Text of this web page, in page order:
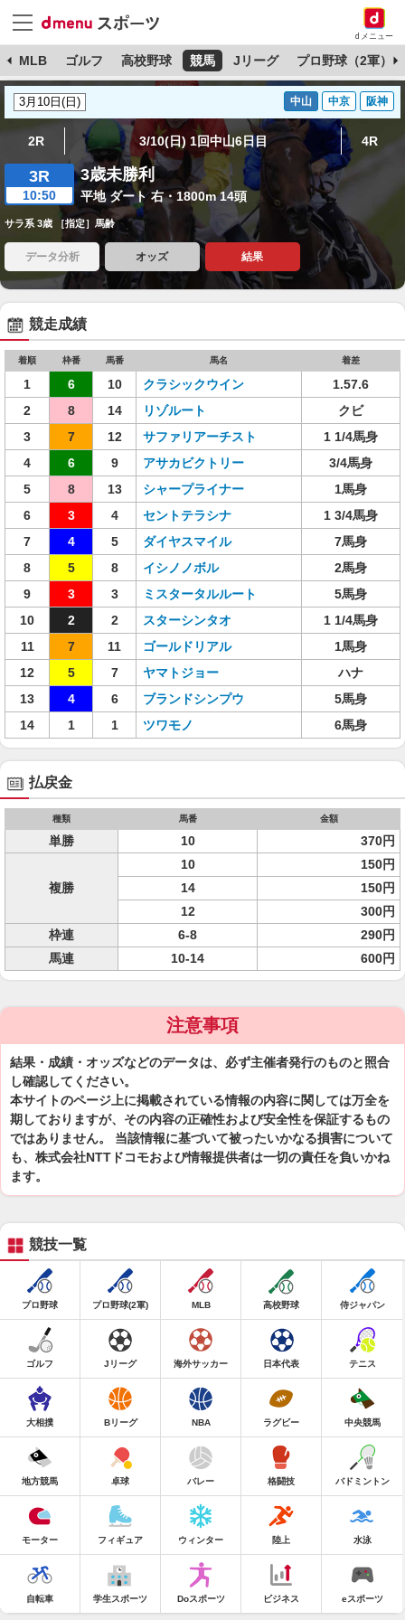
dメニュー
MLB ゴルフ 高校野球 競馬 Jリーグ プロ野球（2軍）
中山 中京 阪神
2R 3/10(日) 1回中山6日目 4R
3R
10:50
3歳未勝利
平地 ダート 右・1800m 14頭
サラ系 3歳 ［指定］馬齢
データ分析 オッズ 結果
競走成績
着順 枠番 馬番 馬名 着差
1 6 10 クラシックウイン
1.57.6
2
8 14 リゾルート
クビ
3
7 12 サファリアーチスト
1 1/4馬身
4
6 9 アサカビクトリー
3/4馬身
5
8 13 シャープライナー
1馬身
6
3 4 セントテラシナ
1 3/4馬身
7
4 5 ダイヤスマイル
7馬身
8
5 8 イシノノボル
2馬身
9
3 3 ミスタータルルート
5馬身
10
2 2 スターシンタオ
1 1/4馬身
11
7 11 ゴールドリアル
1馬身
12
5 7 ヤマトジョー
ハナ
13
4 6 ブランドシンプウ
5馬身
14
1 1 ツワモノ 6馬身
払戻金
種類 馬番 金額
単勝 10 370円
複勝
10
150円
14
150円
12
300円
枠連
6-8
290円
馬連
10-14 600円
注意事項
結果・成績・オッズなどのデータは、必ず主催者発行のものと照合
し確認してください。
本サイトのページ上に掲載されている情報の内容に関しては万全を
期しておりますが、その内容の正確性および安全性を保証するもの
ではありません。 当該情報に基づいて被ったいかなる損害について
も、株式会社NTTドコモおよび情報提供者は一切の責任を負いかね
ます。
競技一覧
プロ野球 プロ野球(2軍) MLB 高校野球 侍ジャパン
ゴルフ Jリーグ 海外サッカー 日本代表 テニス
大相撲 Bリーグ NBA ラグビー 中央競馬
地方競馬 卓球 バレー 格闘技 バドミントン
モーター フィギュア ウィンター 陸上 水泳
自転車 学生スポーツ Doスポーツ ビジネス eスポーツ